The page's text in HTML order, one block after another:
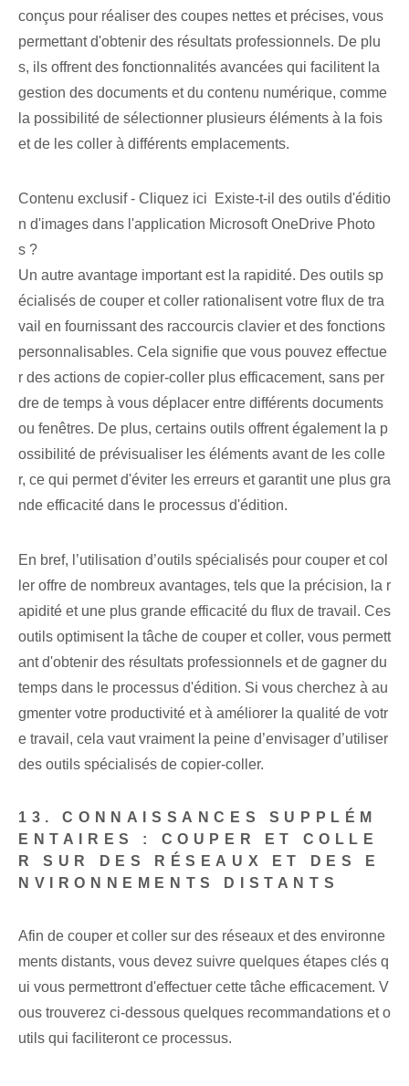
conçus pour réaliser des coupes nettes et précises, vous
permettant d'obtenir des résultats professionnels. De plu
s, ils offrent des fonctionnalités avancées qui facilitent la
gestion des documents et du contenu numérique, comme
la possibilité de sélectionner plusieurs éléments à la fois
et de les coller à différents emplacements.
Contenu exclusif - Cliquez ici Existe-t-il des outils d'éditio
n d'images dans l'application Microsoft OneDrive Photo
s ?
Un autre avantage important est la rapidité. Des outils sp
écialisés de couper et coller rationalisent votre flux de tra
vail en fournissant des raccourcis clavier et des fonctions
personnalisables. Cela signifie que vous pouvez effectue
r des actions de copier-coller plus efficacement, sans per
dre de temps à vous déplacer entre différents documents
ou fenêtres. De plus, certains outils offrent également la p
ossibilité de prévisualiser les éléments avant de les colle
r, ce qui permet d'éviter les erreurs et garantit une plus gra
nde efficacité dans le processus d'édition.
En bref, l’utilisation d’outils spécialisés pour couper et col
ler offre de nombreux avantages, tels que la précision, la r
apidité et une plus grande efficacité du flux de travail. Ces
outils optimisent la tâche de couper et coller, vous permett
ant d'obtenir des résultats professionnels et de gagner du
temps dans le processus d'édition. Si vous cherchez à au
gmenter votre productivité et à améliorer la qualité de votr
e travail, cela vaut vraiment la peine d’envisager d’utiliser
des outils spécialisés de copier-coller.
13. CONNAISSANCES SUPPLÉM
ENTAIRES : COUPER ET COLLE
R SUR DES RÉSEAUX ET DES E
NVIRONNEMENTS DISTANTS
Afin de couper et coller sur des réseaux et des environne
ments distants, vous devez suivre quelques étapes clés q
ui vous permettront d'effectuer cette tâche efficacement. V
ous trouverez ci-dessous quelques recommandations et o
utils qui faciliteront ce processus.